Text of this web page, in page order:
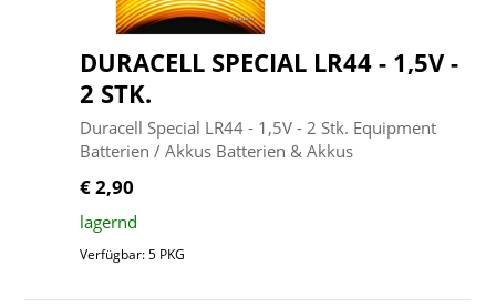
DURACELL SPECIAL LR44 - 1,5V -
2 STK.
Duracell Special LR44 - 1,5V - 2 Stk. Equipment
Batterien / Akkus Batterien & Akkus
€ 2,90
lagernd
Verfügbar: 5 PKG